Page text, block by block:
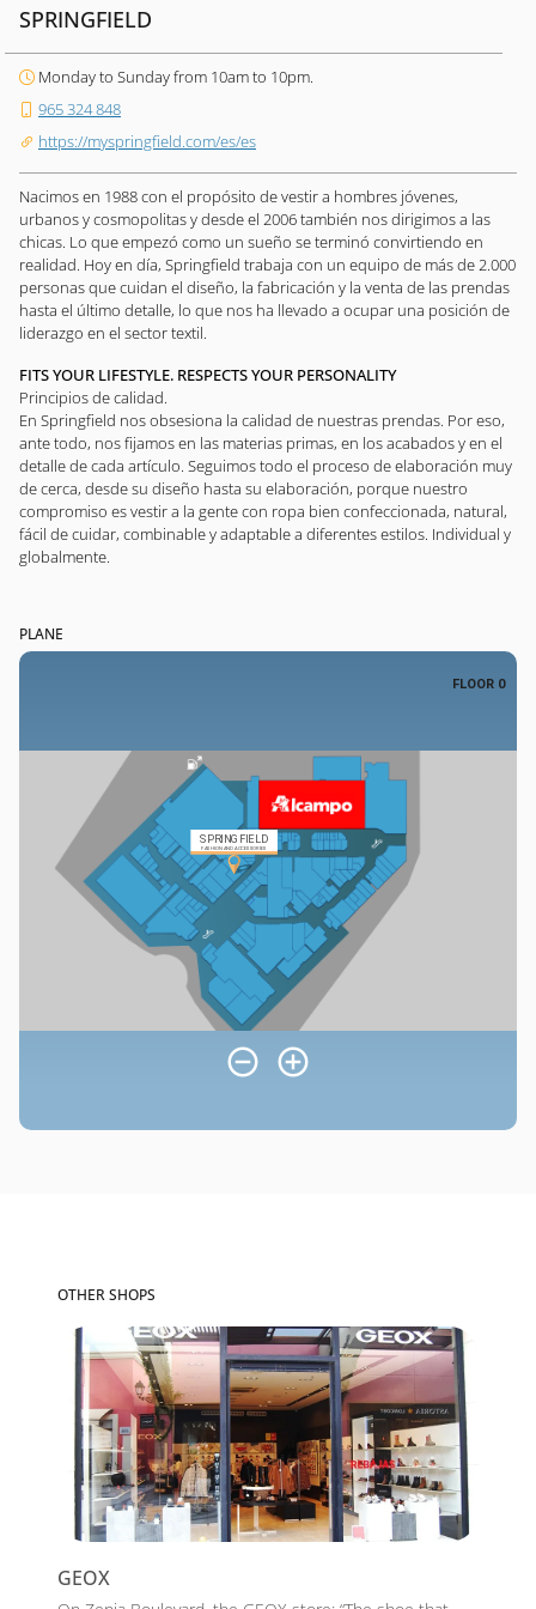
SPRINGFIELD
Monday to Sunday from 10am to 10pm.
965 324 848
https://myspringfield.com/es/es
Nacimos en 1988 con el propósito de vestir a hombres jóvenes,
urbanos y cosmopolitas y desde el 2006 también nos dirigimos a las
chicas. Lo que empezó como un sueño se terminó convirtiendo en
realidad. Hoy en día, Springfield trabaja con un equipo de más de 2.000
personas que cuidan el diseño, la fabricación y la venta de las prendas
hasta el último detalle, lo que nos ha llevado a ocupar una posición de
liderazgo en el sector textil.
FITS YOUR LIFESTYLE. RESPECTS YOUR PERSONALITY
Principios de calidad.
En Springfield nos obsesiona la calidad de nuestras prendas. Por eso,
ante todo, nos fijamos en las materias primas, en los acabados y en el
detalle de cada artículo. Seguimos todo el proceso de elaboración muy
de cerca, desde su diseño hasta su elaboración, porque nuestro
compromiso es vestir a la gente con ropa bien confeccionada, natural,
fácil de cuidar, combinable y adaptable a diferentes estilos. Individual y
globalmente.
PLANE
OTHER SHOPS
GEOX